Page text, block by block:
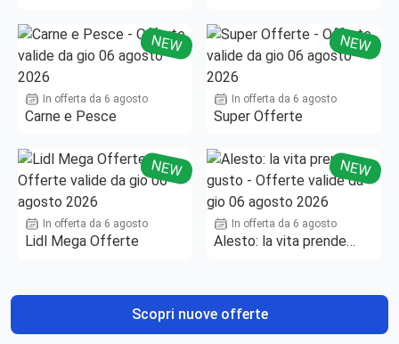
NEW
In offerta da 6 agosto
Carne e Pesce
NEW
In offerta da 6 agosto
Super Offerte
NEW
In offerta da 6 agosto
Lidl Mega Offerte
NEW
In offerta da 6 agosto
Alesto: la vita prende
Scopri nuove offerte